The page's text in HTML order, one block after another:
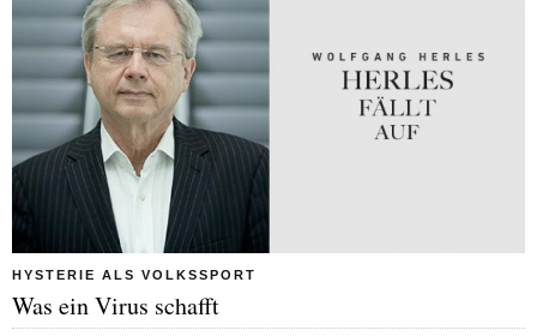
HYSTERIE ALS VOLKSSPORT
Was ein Virus schafft